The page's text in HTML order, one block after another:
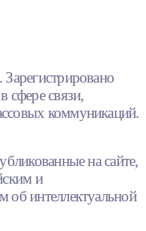
сфере связи,
коммуникаций.
на сайте,
и
об интеллектуальной